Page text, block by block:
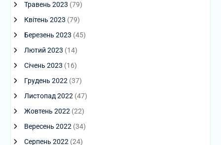
Травень 2023 (79)
Квітень 2023 (79)
Березень 2023 (45)
Лютий 2023 (14)
Січень 2023 (16)
Грудень 2022 (37)
Листопад 2022 (47)
Жовтень 2022 (22)
Вересень 2022 (34)
Серпень 2022 (24)